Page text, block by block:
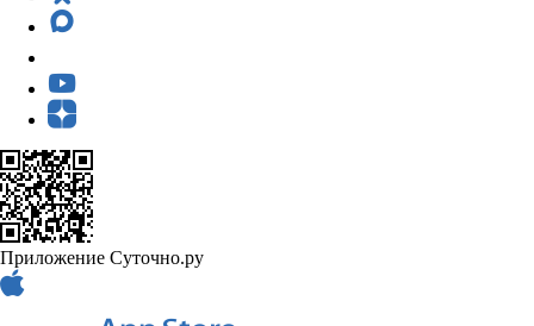
Приложение Суточно.ру